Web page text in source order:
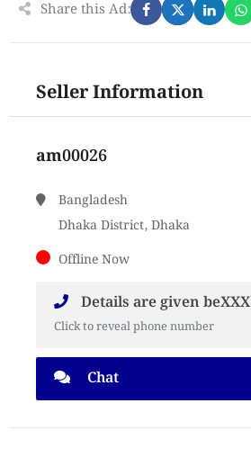
Share this Ad:
Seller Information
am00026
Bangladesh
Dhaka District, Dhaka
Offline Now
Details are given beXXX
Click to reveal phone number
Chat